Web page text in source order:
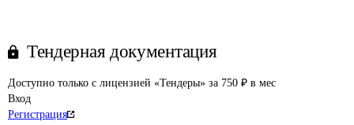
Тендерная документация
Доступно только с лицензией «Тендеры» за 750 ₽ в мес
Вход
Регистрация